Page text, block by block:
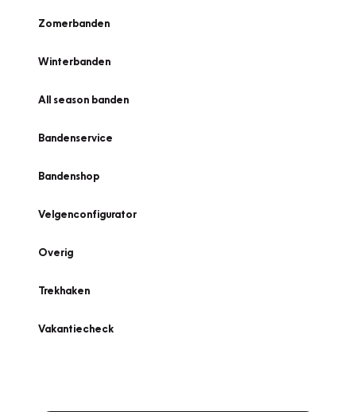
Zomerbanden
Winterbanden
All season banden
Bandenservice
Bandenshop
Velgenconfigurator
Overig
Trekhaken
Vakantiecheck